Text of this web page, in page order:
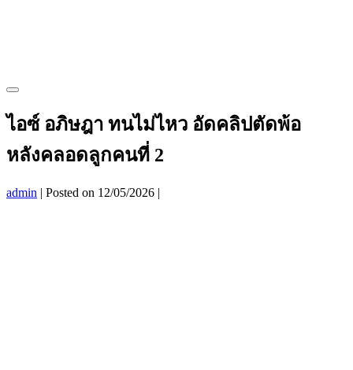
Menu
ไอซ์ อภิษฎา ทนไม่ไหว อัดคลิปตัดพ้อ
หลังคลอดลูกคนที่ 2
admin | Posted on 12/05/2026 |